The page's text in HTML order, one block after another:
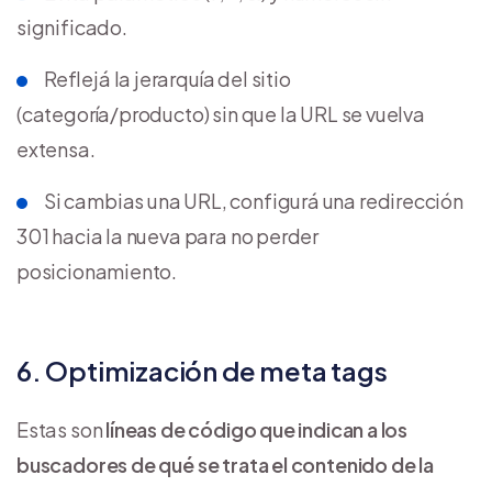
significado.
Reflejá la jerarquía del sitio
(categoría/producto) sin que la URL se vuelva
extensa.
Si cambias una URL, configurá una redirección
301 hacia la nueva para no perder
posicionamiento.
6. Optimización de meta tags
Estas sonlíneas de código que indican a los
buscadores de qué se trata el contenido de la